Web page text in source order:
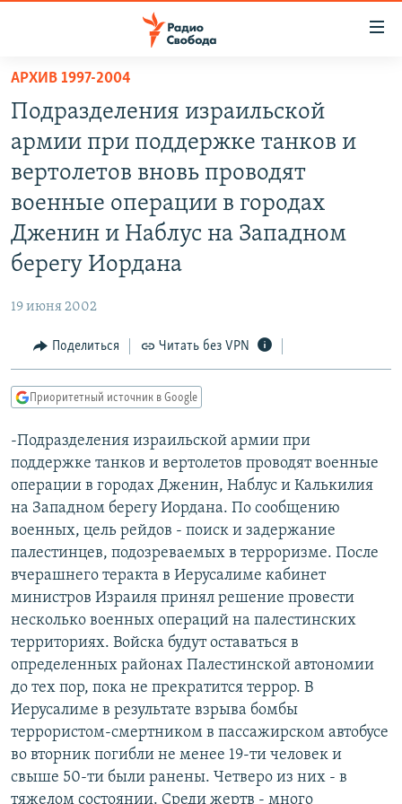
упрощенного
доступа
основному
содержанию
Вернутся
главной
Вернутся
поиску
ПОДКАСТЫ
АВТОРСКИЕ ПРОЕКТЫ
МНЕНИЯ
КУЛЬТУРА
СЕВЕР.РЕАЛИИ
СИБИРЬ.РЕАЛИИ
ПОДПИШИТЕСЬ НА РАССЫЛКУ
СОЦИАЛЬНЫЕ СЕТИ
Все сайты РСЕ/РС
АРХИВ 1997-2004
Подразделения израильской
армии при поддержке танков и
вертолетов вновь проводят
военные операции в городах
Дженин и Наблус на Западном
берегу Иордана
19 июня 2002
Поделиться Читать без VPN
Приоритетный источник в Google
-Подразделения израильской армии при
поддержке танков и вертолетов проводят военные
операции в городах Дженин, Наблус и Калькилия
на Западном берегу Иордана. По сообщению
военных, цель рейдов - поиск и задержание
палестинцев, подозреваемых в терроризме. После
вчерашнего теракта в Иерусалиме кабинет
министров Израиля принял решение провести
несколько военных операций на палестинских
территориях. Войска будут оставаться в
определенных районах Палестинской автономии
до тех пор, пока не прекратится террор. В
Иерусалиме в результате взрыва бомбы
террористом-смертником в пассажирском автобусе
во вторник погибли не менее 19-ти человек и
свыше 50-ти были ранены. Четверо из них - в
тяжелом состоянии. Среди жертв - много